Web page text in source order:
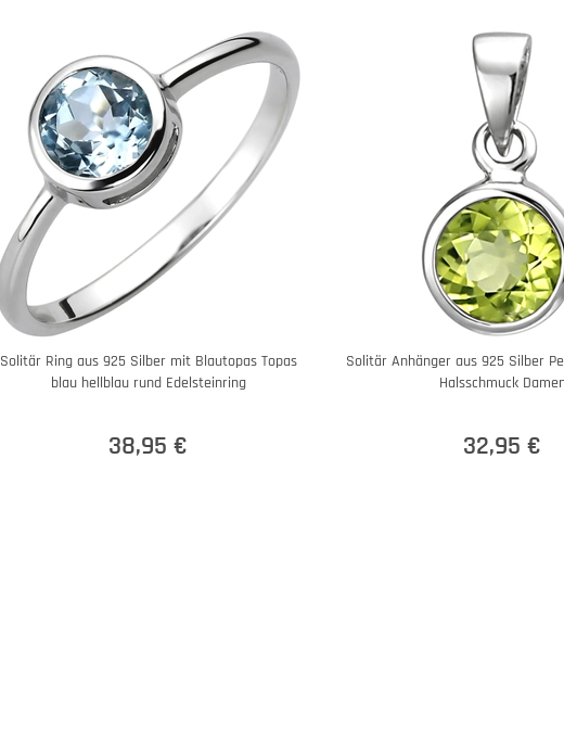
Solitär Ring aus 925 Silber mit Blautopas Topas
blau hellblau rund Edelsteinring
38,95 €
Solitär Anhänger aus 925 Silber
Halsschmuck
32,95 €